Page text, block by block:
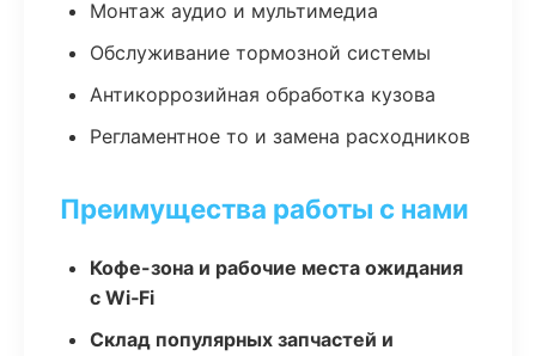
Монтаж аудио и мультимедиа
Обслуживание тормозной системы
Антикоррозийная обработка кузова
Регламентное то и замена расходников
Преимущества работы с нами
Кофе-зона и рабочие места ожидания
с Wi‑Fi
Склад популярных запчастей и